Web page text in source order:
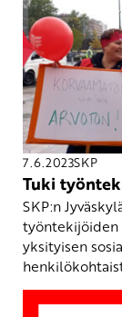
7.6.2023SKP
Tuki
SKP:n
yksityisen